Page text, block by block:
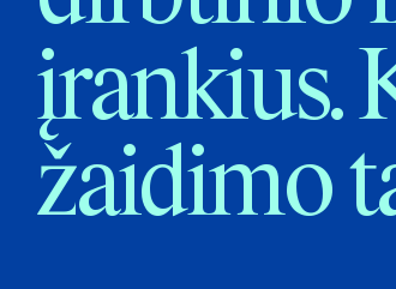
įrankius.
žaidimo